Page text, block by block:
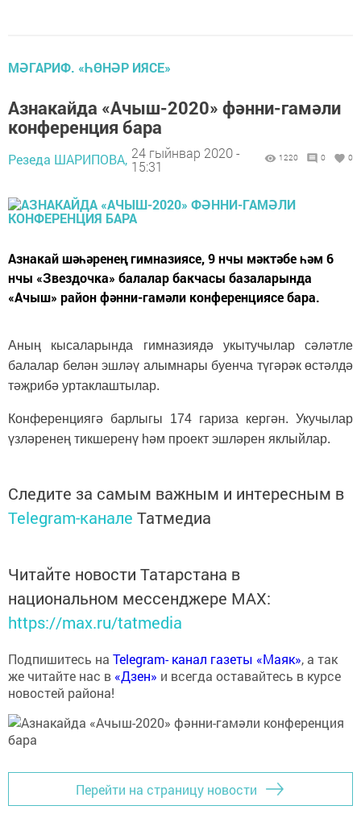
МӘГАРИФ. «ҺӨНӘР ИЯСЕ»
Азнакайда «Ачыш-2020» фәнни-гамәли
конференция бара
Резеда ШАРИПОВА, 24 гыйнвар 2020 -
15:31
1220 0 0
Азнакай шәһәренең гимназиясе, 9 нчы мәктәбе һәм 6
нчы «Звездочка» балалар бакчасы базаларында
«Ачыш» район фәнни-гамәли конференциясе бара.
Аның кысаларында гимназиядә укытучылар сәләтле
балалар белән эшләү алымнары буенча түгәрәк өстәлдә
тәҗрибә уртаклаштылар.
Конференциягә барлыгы 174 гариза кергән. Укучылар
үзләренең тикшеренү һәм проект эшләрен яклыйлар.
Следите за самым важным и интересным в
Telegram-канале Татмедиа
Читайте новости Татарстана в
национальном мессенджере MАХ:
https://max.ru/tatmedia
Подпишитесь на Telegram- канал газеты «Маяк», а так
же читайте нас в «Дзен» и всегда оставайтесь в курсе
новостей района!
Перейти на страницу новости